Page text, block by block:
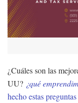
¿Cuáles son las
UU? ¿qué
hecho estas